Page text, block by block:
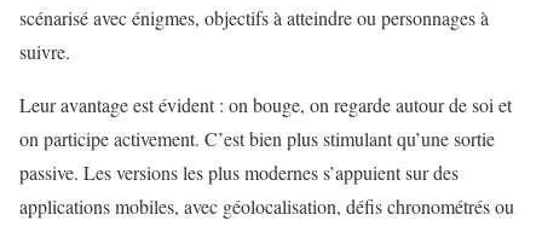
scénarisé avec énigmes, objectifs à atteindre ou personnages à
suivre.
Leur avantage est évident : on bouge, on regarde autour de soi et
on participe activement. C’est bien plus stimulant qu’une sortie
passive. Les versions les plus modernes s’appuient sur des
applications mobiles, avec géolocalisation, défis chronométrés ou